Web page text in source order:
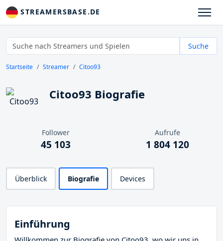
STREAMERSBASE.DE
Suche
Startseite Streamer Citoo93
Citoo93 Biografie
Follower
45 103
Aufrufe
1 804 120
Überblick Biografie Devices
Einführung